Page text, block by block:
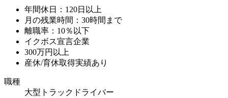
年間休日：120日以上
月の残業時間：30時間まで
離職率：10％以下
イクボス宣言企業
300万円以上
産休/育休取得実績あり
職種
大型トラックドライバー